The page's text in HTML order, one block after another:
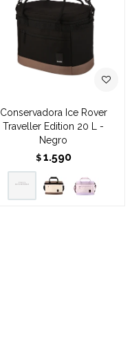
Conservadora Ice Rover
Traveller Edition 20 L -
Negro
$ 1.590